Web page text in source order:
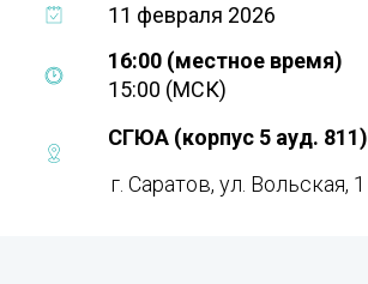
11 февраля 2026
16:00 (местное время)
15:00 (МСК)
СГЮА (корпус 5 ауд. 811)
г. Саратов, ул. Вольская, 1